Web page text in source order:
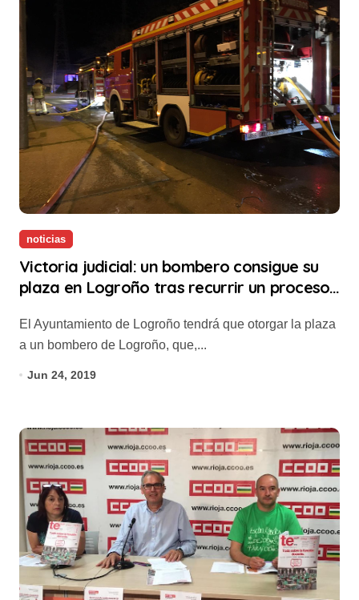
noticias
Victoria judicial: un bombero consigue su
plaza en Logroño tras recurrir un proceso
El Ayuntamiento de Logroño tendrá que otorgar la plaza
a un bombero de Logroño, que,...
Jun 24, 2019